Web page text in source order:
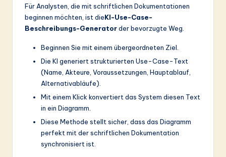
Für Analysten, die mit schriftlichen Dokumentationen
beginnen möchten, ist dieKI-Use-Case-
Beschreibungs-Generatorder bevorzugte Weg.
Beginnen Sie mit einem übergeordneten Ziel.
Die KI generiert strukturierten Use-Case-Text
(Name, Akteure, Voraussetzungen, Hauptablauf,
Alternativabläufe).
Mit einem Klick konvertiert das System diesen Text
in ein Diagramm.
Diese Methode stellt sicher, dass das Diagramm
perfekt mit der schriftlichen Dokumentation
synchronisiert ist.